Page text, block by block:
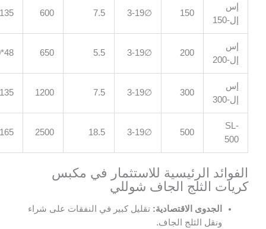
150
∅3-19
7.5
600
135*65*165
200
∅3-19
5.5
650
48*100*151
300
∅3-19
7.5
1200
135*120*158
∅3-19
18.5
2500
165*145*175
الرئيسية للاستثمار في مكبس
الثلج الجاف شوللي
الاقتصادية:تقليل كبير في النفقات على شراء
الثلج الجاف.